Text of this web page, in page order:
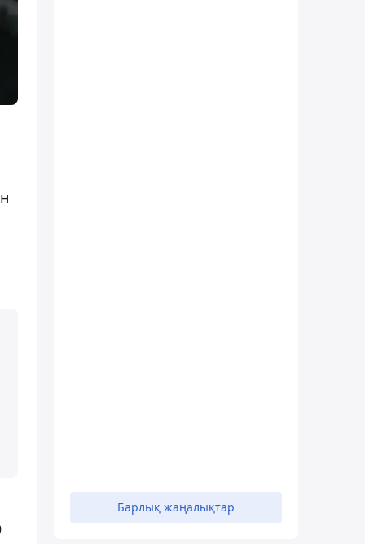
Барлық жаңалықтар